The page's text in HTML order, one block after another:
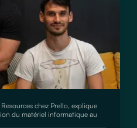
chez Prello, explique
du matériel informatique au